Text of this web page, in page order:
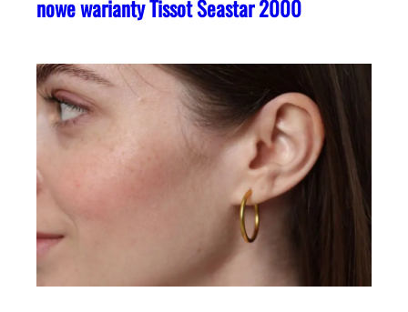
nowe warianty Tissot Seastar 2000